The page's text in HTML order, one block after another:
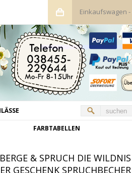
Einkaufswagen -
FARBTABELLEN
& SPRUCH DIE WILDNIS
GESCHENK SPRUCHBECHER